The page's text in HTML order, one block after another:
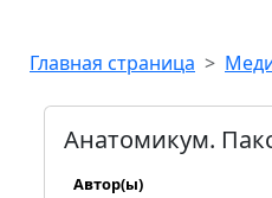
Главная страница
Анатомикум.
Автор(ы)